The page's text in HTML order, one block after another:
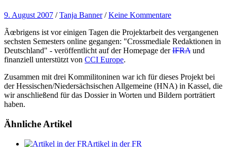
9. August 2007 /Tanja Banner /Keine Kommentare
Ãœbrigens ist vor einigen Tagen die Projektarbeit des vergangenen
sechsten Semesters online gegangen: "Crossmediale Redaktionen in
Deutschland" - veröffentlicht auf der Homepage derIFRAund
finanziell unterstützt von CCI Europe.
Zusammen mit drei Kommilitoninen war ich für dieses Projekt bei
der Hessischen/Niedersächsischen Allgemeine (HNA) in Kassel, die
wir anschließend für das Dossier in Worten und Bildern porträtiert
haben.
Ähnliche Artikel
Artikel in der FR